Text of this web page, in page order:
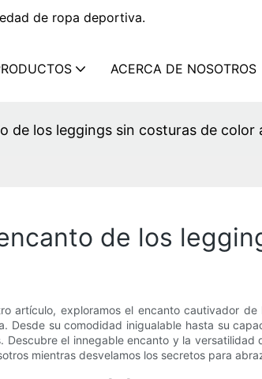
de ropa deportiva.
ACERCA DE NOSOTROS
de los leggings sin costuras de color
de los
artículo, exploramos el encanto cautivador
Desde su comodidad inigualable hasta su
el innegable encanto y la
mientras desvelamos los secretos para